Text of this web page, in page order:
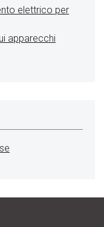
elettrico per
apparecchi